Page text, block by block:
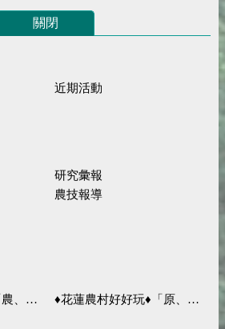
關閉
近期活動
研究彙報
農技報導
程推薦 ♦花蓮農村好好玩♦「原、生、慢、活」四條遊程推薦